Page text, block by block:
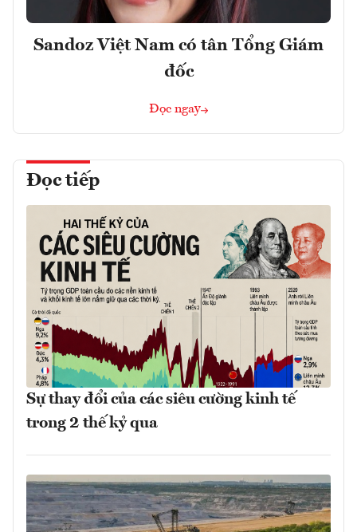
Sandoz Việt Nam có tân Tổng Giám
đốc
Đọc ngay
Đọc tiếp
Sự thay đổi của các siêu cường kinh tế
trong 2 thế kỷ qua